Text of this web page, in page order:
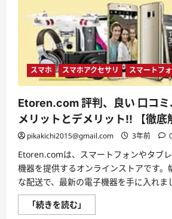
時
代
へ
Pebblebee
×
iMazing
で
完
成
す
る
「究
極
の
マ
防
シ
ス
テ
ム」
全
スマホ スマホアクセサリ スマートフ
Etoren.com 評判、良い 口コミ
メリットとデメリット!! 【徹底
pikakichi2015@gmail.com 3年前
Etoren.comは、スマートフォンやタブ
機器を提供するオンラインストアです。
な配送で、最新の電子機器を手に入れま
「続きを読む」
評